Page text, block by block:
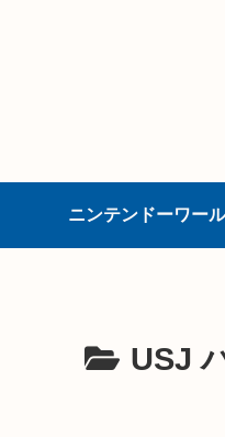
ニンテンドーワー
USJ